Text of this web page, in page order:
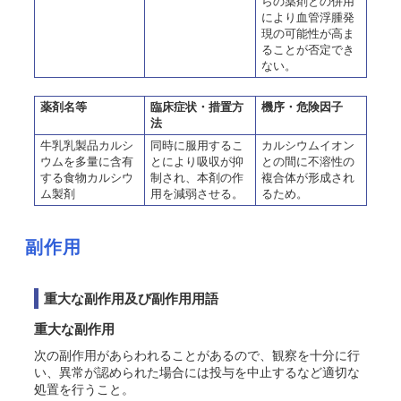
により血管浮腫発
現の可能性が高ま
ることが否定でき
ない。
薬剤名等
臨床症状・措置方
法
機序・危険因子
牛乳乳製品カルシ
ウムを多量に含有
する食物カルシウ
ム製剤
同時に服用するこ
とにより吸収が抑
制され、本剤の作
用を減弱させる。
カルシウムイオン
との間に不溶性の
複合体が形成され
るため。
副作用
重大な副作用及び副作用用語
重大な副作用
次の副作用があらわれることがあるので、観察を十分に行
い、異常が認められた場合には投与を中止するなど適切な
処置を行うこと。